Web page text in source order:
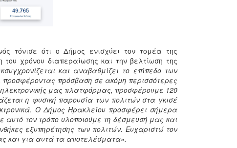
τόνισε ότι ο Δήμος ενισχύει τον τομέα της
χρόνου διαπεραίωσης και την βελτίωση της
και αναβαθμίζει το επίπεδο των
προσφέροντας πρόσβαση σε ακόμη περισσότερες
μας πλατφόρμας, προσφέρουμε 120
η φυσική παρουσία των πολιτών στα γκισέ
Ο Δήμος Ηρακλείου προσφέρει σήμερα
τον τρόπο υλοποιούμε τη δέσμευσή μας και
εξυπηρέτησης των πολιτών. Ευχαριστώ τον
και για αυτά τα αποτελέσματα».